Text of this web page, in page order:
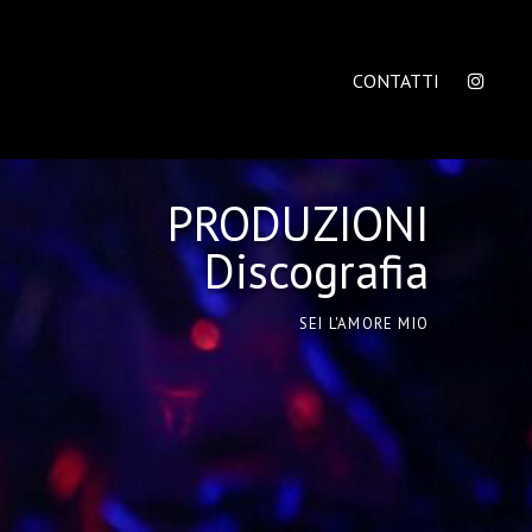
CONTATTI
PRODUZIONI
Discografia
SEI L'AMORE MIO